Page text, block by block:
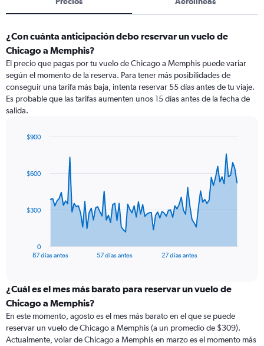
¿Con cuánta anticipación debo reservar un vuelo de
Chicago a Memphis?
El precio que pagas por tu vuelo de Chicago a Memphis puede variar
según el momento de la reserva. Para tener más posibilidades de
conseguir una tarifa más baja, intenta reservar 55 días antes de tu viaje.
Es probable que las tarifas aumenten unos 15 días antes de la fecha de
salida.
data
The
categories.
Range:
88
categories.
The
87 días antes 57 días antes 27 días antes
0
$300
$600
$900
¿Cuál es el mes más barato para reservar un vuelo de
Chicago a Memphis?
En este momento, agosto es el mes más barato en el que se puede
reservar un vuelo de Chicago a Memphis (a un promedio de $309).
Actualmente, volar de Chicago a Memphis en marzo es el momento más